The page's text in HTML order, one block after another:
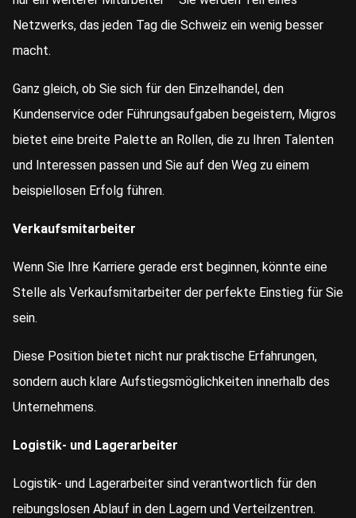
Netzwerks, das jeden Tag die Schweiz ein wenig besser
macht.
Ganz gleich, ob Sie sich für den Einzelhandel, den
Kundenservice oder Führungsaufgaben begeistern, Migros
bietet eine breite Palette an Rollen, die zu Ihren Talenten
und Interessen passen und Sie auf den Weg zu einem
beispiellosen Erfolg führen.
Verkaufsmitarbeiter
Wenn Sie Ihre Karriere gerade erst beginnen, könnte eine
Stelle als Verkaufsmitarbeiter der perfekte Einstieg für Sie
sein.
Diese Position bietet nicht nur praktische Erfahrungen,
sondern auch klare Aufstiegsmöglichkeiten innerhalb des
Unternehmens.
Logistik- und Lagerarbeiter
Logistik- und Lagerarbeiter sind verantwortlich für den
reibungslosen Ablauf in den Lagern und Verteilzentren.